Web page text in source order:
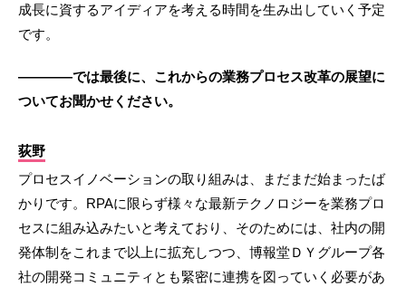
成長に資するアイディアを考える時間を生み出していく予定
です。
————では最後に、これからの業務プロセス改革の展望に
ついてお聞かせください。
荻野
プロセスイノベーションの取り組みは、まだまだ始まったば
かりです。RPAに限らず様々な最新テクノロジーを業務プロ
セスに組み込みたいと考えており、そのためには、社内の開
発体制をこれまで以上に拡充しつつ、博報堂ＤＹグループ各
社の開発コミュニティとも緊密に連携を図っていく必要があ